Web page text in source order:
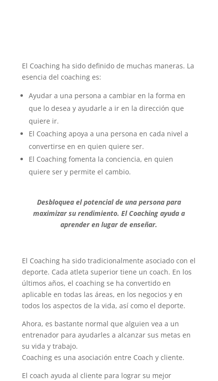
El Coaching ha sido definido de muchas maneras. La
esencia del coaching es:
Ayudar a una persona a cambiar en la forma en
que lo desea y ayudarle a ir en la dirección que
quiere ir.
El Coaching apoya a una persona en cada nivel a
convertirse en en quien quiere ser.
El Coaching fomenta la conciencia, en quien
quiere ser y permite el cambio.
Desbloquea el potencial de una persona para
maximizar su rendimiento. El Coaching ayuda a
aprender en lugar de enseñar.
El Coaching ha sido tradicionalmente asociado con el
deporte. Cada atleta superior tiene un coach. En los
últimos años, el coaching se ha convertido en
aplicable en todas las áreas, en los negocios y en
todos los aspectos de la vida, así como el deporte.
Ahora, es bastante normal que alguien vea a un
entrenador para ayudarles a alcanzar sus metas en
su vida y trabajo.
Coaching es una asociación entre Coach y cliente.
El coach ayuda al cliente para lograr su mejor